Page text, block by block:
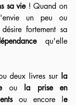
sa vie ! Quand on
un peu ou
qu'elle
deux livres sur la
ou
la prise en
ou encore l e